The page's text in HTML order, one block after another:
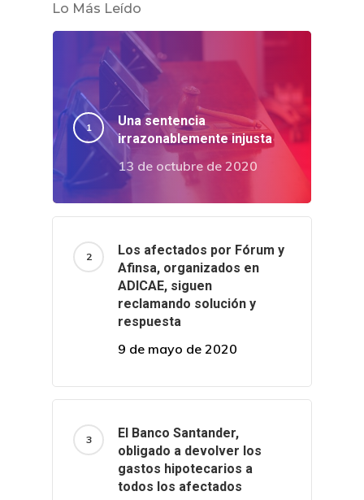
Lo Más Leído
Una sentencia
irrazonablemente injusta
13 de octubre de 2020
Los afectados por Fórum y
Afinsa, organizados en
ADICAE, siguen
reclamando solución y
respuesta
9 de mayo de 2020
El Banco Santander,
obligado a devolver los
gastos hipotecarios a
todos los afectados